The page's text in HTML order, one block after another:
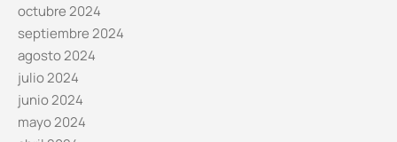
octubre 2024
septiembre 2024
agosto 2024
julio 2024
junio 2024
mayo 2024